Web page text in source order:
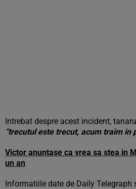
Intrebat despre acest incident,
“trecutul este trecut, acum traim in
Victor anuntase ca vrea sa stea in
un an
Informatiile date de Daily Telegraph